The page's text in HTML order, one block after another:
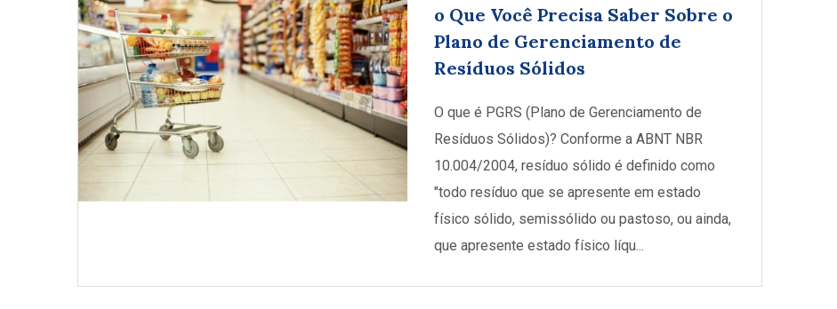
o Que Você Precisa Saber Sobre o
Plano de Gerenciamento de
Resíduos Sólidos
O que é PGRS (Plano de Gerenciamento de
Resíduos Sólidos)? Conforme a ABNT NBR
10.004/2004, resíduo sólido é definido como
"todo resíduo que se apresente em estado
físico sólido, semissólido ou pastoso, ou ainda,
que apresente estado físico líqu...